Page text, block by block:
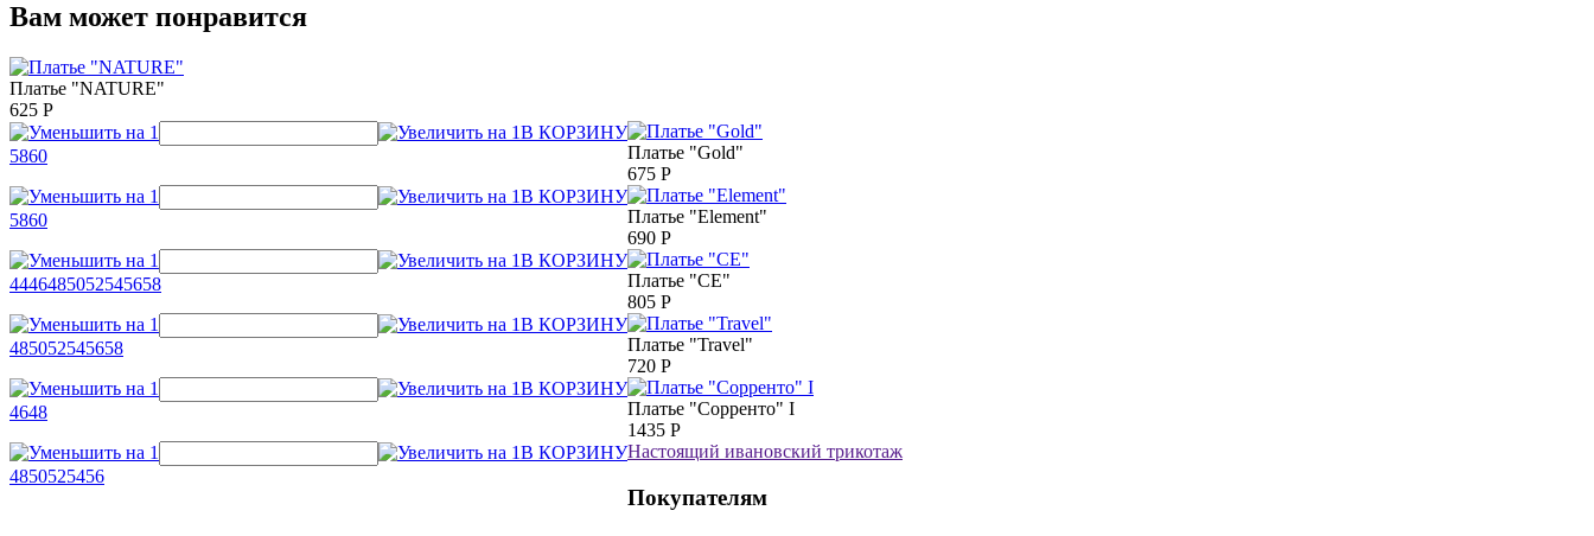
Вам может понравится
Платье "NATURE"
625 Р
В КОРЗИНУ
5860
Платье "Gold"
675 Р
В КОРЗИНУ
5860
Платье "Element"
690 Р
В КОРЗИНУ
4446485052545658
Платье "СЕ"
805 Р
В КОРЗИНУ
485052545658
Платье "Travel"
720 Р
В КОРЗИНУ
4648
Платье "Сорренто" I
1435 Р
В КОРЗИНУ
4850525456
Настоящий ивановский трикотаж
Покупателям